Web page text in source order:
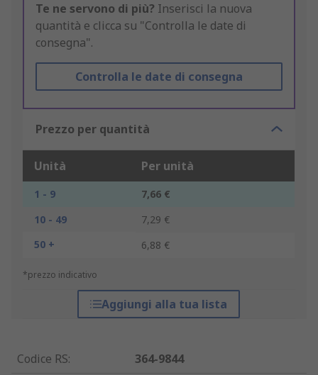
Te ne servono di più? Inserisci la nuova
quantità e clicca su "Controlla le date di
consegna".
Controlla le date di consegna
Prezzo per quantità
Unità Per unità
1 - 9
7,66 €
10 - 49
7,29 €
50 +
6,88 €
*prezzo indicativo
Aggiungi alla tua lista
Codice RS:
364-9844